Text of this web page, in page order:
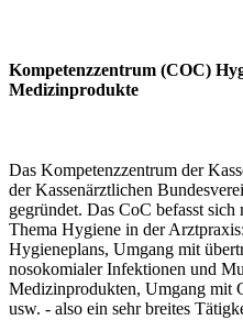
Kompetenzzentrum (COC)
Medizinprodukte
Das Kompetenzzentrum der
der Kassenärztlichen
gegründet. Das CoC befasst
Thema Hygiene in der
Hygieneplans, Umgang mit
nosokomialer Infektionen und
Medizinprodukten, Umgang mit
usw. - also ein sehr breites